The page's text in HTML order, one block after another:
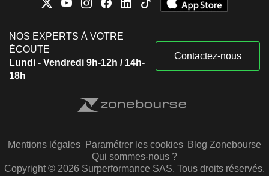
NOS EXPERTS À VOTRE
ÉCOUTE
Lundi - Vendredi 9h-12h / 14h-
18h
Contactez-nous
Mentions légales Paramétrer les cookies Blog Zonebourse
Qui sommes-nous ?
Copyright © 2026 Surperformance SAS. Tous droits réservés.